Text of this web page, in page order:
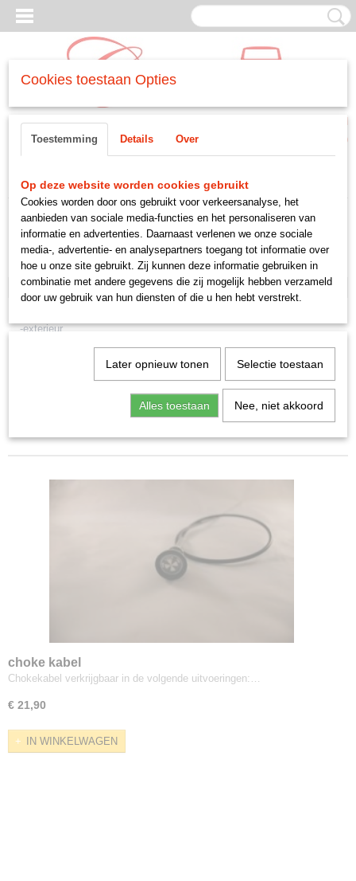
Inloggen Registreren
(0)
Home>CARROSSERIE>-interieur
CARROSSERIE
-grill
-interieur
-exterieur
-ruiten en toebehoren
-ruitenwissers en sproeiers
1 2 »
choke kabel
Chokekabel verkrijgbaar in de volgende uitvoeringen:…
€ 21,90
IN WINKELWAGEN
Cookies toestaan Opties
Toestemming Details Over
Op deze website worden cookies gebruikt
Cookies worden door ons gebruikt voor verkeersanalyse, het
aanbieden van sociale media-functies en het personaliseren van
informatie en advertenties. Daarnaast verlenen we onze sociale
media-, advertentie- en analysepartners toegang tot informatie over
hoe u onze site gebruikt. Zij kunnen deze informatie gebruiken in
combinatie met andere gegevens die zij mogelijk hebben verzameld
door uw gebruik van hun diensten of die u hen hebt verstrekt.
Later opnieuw tonen Selectie toestaan
Alles toestaan Nee, niet akkoord